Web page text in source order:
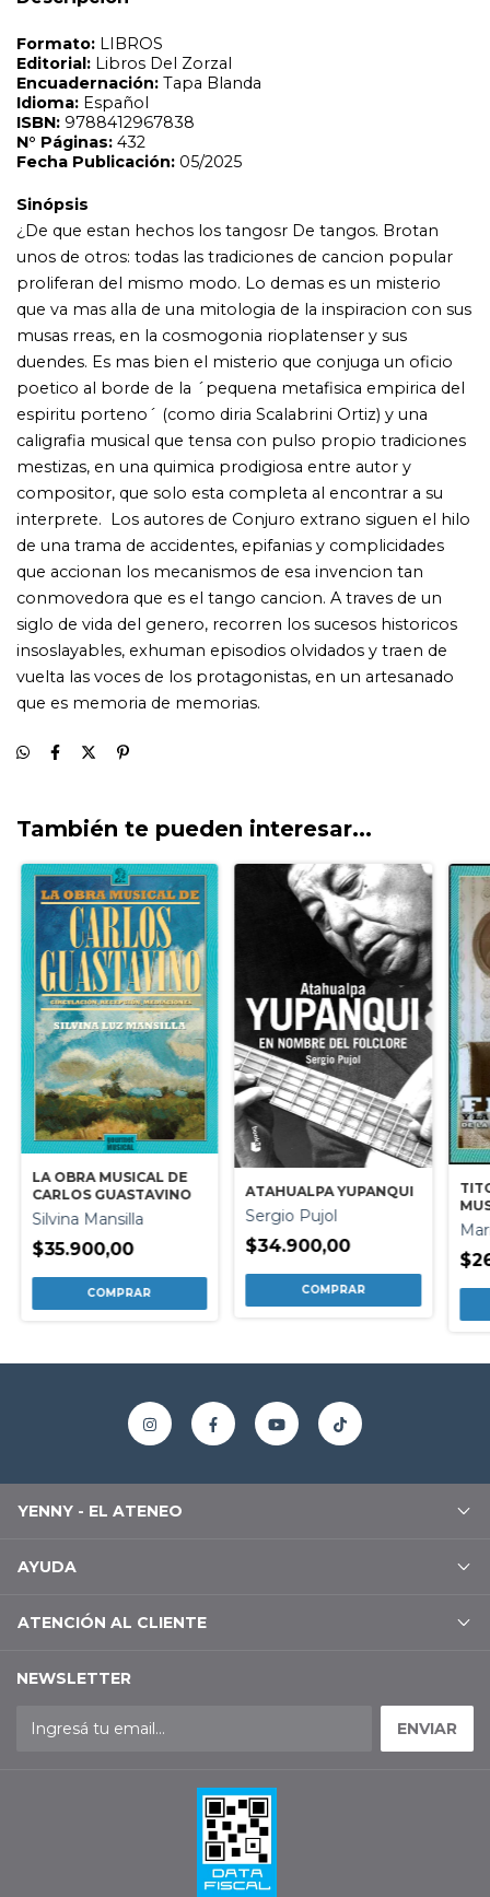
duendes. Es mas bien el misterio que conjuga un oficio
poetico al borde de la ´pequena metafisica empirica del
espiritu porteno´ (como diria Scalabrini Ortiz) y una
caligrafia musical que tensa con pulso propio tradiciones
mestizas, en una quimica prodigiosa entre autor y
compositor, que solo esta completa al encontrar a su
de una trama de accidentes, epifanias y complicidades
que accionan los mecanismos de esa invencion tan
conmovedora que es el tango cancion. A traves de un
siglo de vida del genero, recorren los sucesos historicos
insoslayables, exhuman episodios olvidados y traen de
vuelta las voces de los protagonistas, en un artesanado
que es memoria de memorias.
También te pueden interesar...
LA OBRA MUSICAL DE
CARLOS GUASTAVINO
Silvina Mansilla
$35.900,00
ATAHUALPA YUPANQUI
Sergio Pujol
$34.900,00
YENNY - EL ATENEO
AYUDA
ATENCIÓN AL CLIENTE
NEWSLETTER